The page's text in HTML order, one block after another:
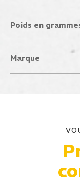
Poids en
Marque